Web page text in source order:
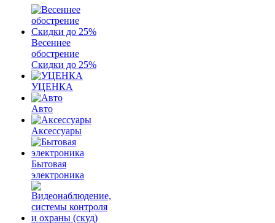
Весеннее
обострение
Скидки до 25%
УЦЕНКА
Авто
Аксессуары
Бытовая
электроника